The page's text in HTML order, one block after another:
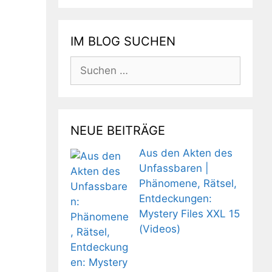
IM BLOG SUCHEN
Suchen
nach:
NEUE BEITRÄGE
Aus den Akten des
Unfassbaren |
Phänomene, Rätsel,
Entdeckungen:
Mystery Files XXL 15
(Videos)